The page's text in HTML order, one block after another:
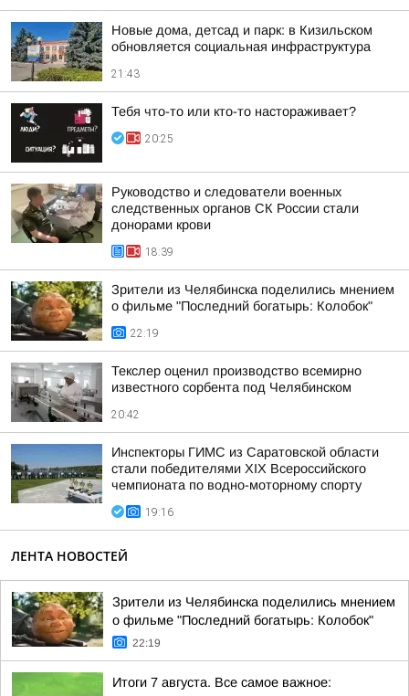
Новые дома, детсад и парк: в Кизильском
обновляется социальная инфраструктура
21:43
Тебя что-то или кто-то настораживает?
20:25
Руководство и следователи военных
следственных органов СК России стали
донорами крови
18:39
Зрители из Челябинска поделились мнением
о фильме "Последний богатырь: Колобок"
22:19
Текслер оценил производство всемирно
известного сорбента под Челябинском
20:42
Инспекторы ГИМС из Саратовской области
стали победителями XIX Всероссийского
чемпионата по водно-моторному спорту
19:16
ЛЕНТА НОВОСТЕЙ
Зрители из Челябинска поделились мнением
о фильме "Последний богатырь: Колобок"
22:19
Итоги 7 августа. Все самое важное: